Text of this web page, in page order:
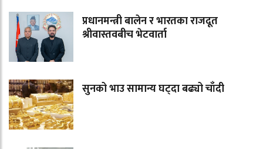
प्रधानमन्त्री बालेन र भारतका राजदूत
श्रीवास्तवबीच भेटवार्ता
सुनको भाउ सामान्य घट्दा बढ्यो चाँदी